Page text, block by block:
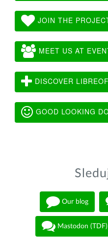
JOIN THE
MEET US AT
DISCOVER
GOOD LOOKING
Our blog
Mastodon (TDF)